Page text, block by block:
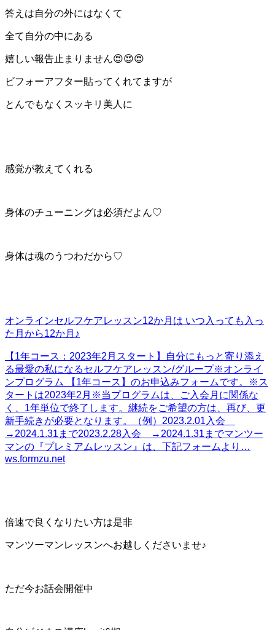
答えは自分の外にはなくて
全て自分の中にある
嬉しい報告止まりません😍😍😍
ビフォーアフター貼ってくれてますが
とんでもなくスッキリ美人に
感覚が教えてくれる
身体のチューニングは必須だよん♡
身体は魂のうつわだから♡
オンラインセルフケアレッスン12か月は いつ入っても入っ
た月から12か月♪
【1年コース：2023年2月スタート】自分にもっと寄り添え
る最愛の私になるセルフケアレッスン/グループ※オンライ
ンプログラム 【1年コース】のお申込みフォームです。※ス
タートは2023年2月※当プログラムは、ご入会月に関係な
く、1年単位で終了します。継続をご希望の方は、再び、更
新手続きが必要となります。（例）2023.2.01入会
→2024.1.31まで2023.2.28入会 →2024.1.31までマンツー
マンの『プレミアムレッスン』は、下記フォームより…
ws.formzu.net
倍速で良くなりたい方は是非
マンツーマンレッスンへお越しくださいませ♪
ただ今お話会開催中